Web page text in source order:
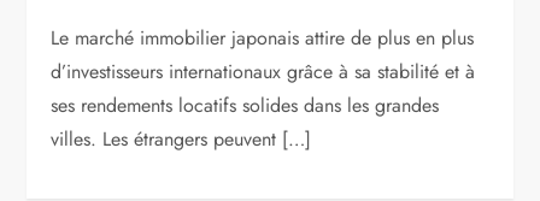
Le marché immobilier japonais attire de plus en plus
d’investisseurs internationaux grâce à sa stabilité et à
ses rendements locatifs solides dans les grandes
villes. Les étrangers peuvent […]